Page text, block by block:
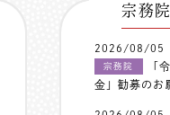
宗務院
2026/08/05
宗務院
「
金」勧募のお